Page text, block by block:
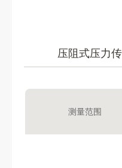
压阻式压力
测量范围